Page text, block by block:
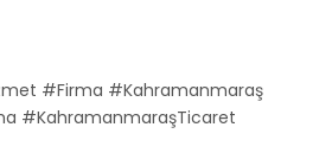
#Firma #Kahramanmaraş
#KahramanmaraşTicaret